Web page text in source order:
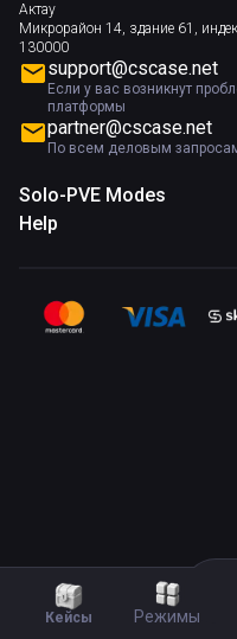
Кейсы Режимы
Актау
Микрорайон 14, здание 61,
130000
support@cscase.net
Если у вас возникнут
платформы
partner@cscase.net
По всем деловым
Solo-PVE Modes
Help